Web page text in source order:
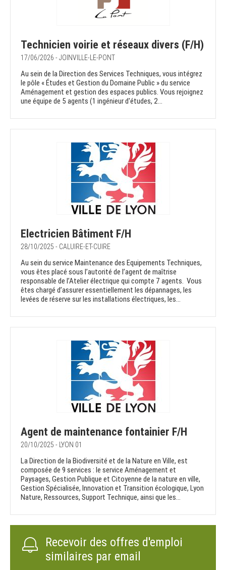
Technicien voirie et réseaux divers (F/H)
17/06/2026 - JOINVILLE-LE-PONT
Au sein de la Direction des Services Techniques, vous intégrez
le pôle « Études et Gestion du Domaine Public » du service
Aménagement et gestion des espaces publics. Vous rejoignez
une équipe de 5 agents (1 ingénieur d'études, 2...
Electricien Bâtiment F/H
28/10/2025 - CALUIRE-ET-CUIRE
Au sein du service Maintenance des Equipements Techniques,
vous êtes placé sous l’autorité de l’agent de maîtrise
responsable de l’Atelier électrique qui compte 7 agents. Vous
êtes chargé d’assurer essentiellement les dépannages, les
levées de réserve sur les installations électriques, les...
Agent de maintenance fontainier F/H
20/10/2025 - LYON 01
La Direction de la Biodiversité et de la Nature en Ville, est
composée de 9 services : le service Aménagement et
Paysages, Gestion Publique et Citoyenne de la nature en ville,
Gestion Spécialisée, Innovation et Transition écologique, Lyon
Nature, Ressources, Support Technique, ainsi que les...
Recevoir des offres d'emploi
similaires par email